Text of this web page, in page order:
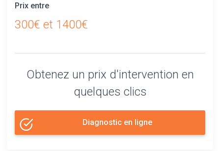
Prix entre
300€ et 1400€
Obtenez un prix d'intervention en
quelques clics
Diagnostic en ligne